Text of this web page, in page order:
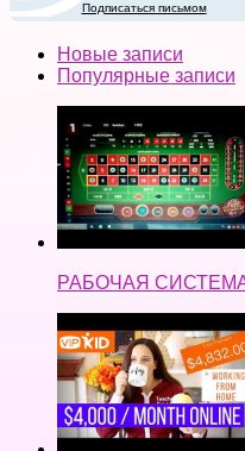
Подписаться письмом
Новые записи
Популярные записи
РАБОЧАЯ СИСТЕМА